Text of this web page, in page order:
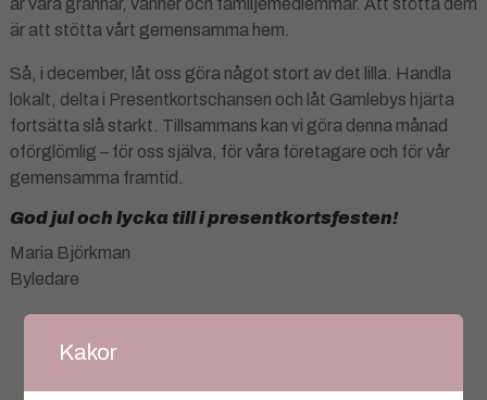
är att stötta vårt gemensamma hem.
Så, i december, låt oss göra något stort av det lilla. Handla
lokalt, delta i Presentkortschansen och låt Gamlebys hjärta
fortsätta slå starkt. Tillsammans kan vi göra denna månad
oförglömlig – för oss själva, för våra företagare och för vår
gemensamma framtid.
God jul och lycka till i presentkortsfesten!
Maria Björkman
Byledare
Kakor